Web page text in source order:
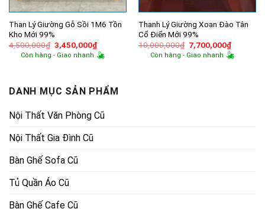
Than Lý Giường Gỗ Sồi 1M6 Tồn
Kho Mới 99%
4,500,000₫ Giá
gốc
là:
3,450,000₫Giá
hiện
tại
Còn hàng - Giao nhanh
Thanh Lý Giường Xoan Đào Tân
Cổ Điển Mới 99%
10,000,000₫ Giá
gốc
là:
7,700,000₫Giá
hiện
tại
Còn hàng - Giao nhanh
DANH MỤC SẢN PHẨM
Nội Thất Văn Phòng Cũ
Nội Thất Gia Đình Cũ
Bàn Ghế Sofa Cũ
Tủ Quần Áo Cũ
Bàn Ghế Cafe Cũ